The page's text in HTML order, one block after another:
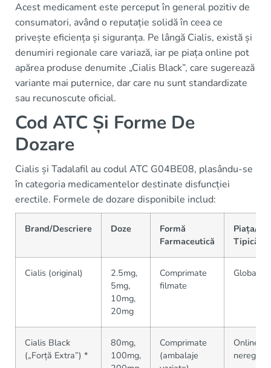
Acest medicament este perceput în general pozitiv de
consumatori, având o reputație solidă în ceea ce
privește eficiența și siguranța. Pe lângă Cialis, există și
denumiri regionale care variază, iar pe piața online pot
apărea produse denumite „Cialis Black”, care sugerează
variante mai puternice, dar care nu sunt standardizate
sau recunoscute oficial.
Cod ATC Și Forme De
Dozare
Cialis și Tadalafil au codul ATC G04BE08, plasându-se
în categoria medicamentelor destinate disfuncției
erectile. Formele de dozare disponibile includ:
Brand/Descriere Doze
Formă
Farmaceutică
Piața/
Tipică
Cialis (original)
2.5mg,
5mg,
10mg,
20mg
Comprimate
filmate
Global
Cialis Black
(„Forță Extra”) *
80mg,
100mg,
Comprimate
(ambalaje
Online,